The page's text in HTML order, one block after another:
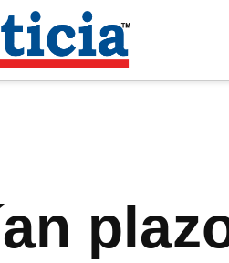
Noticia